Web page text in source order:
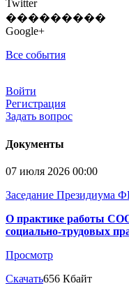
Twitter
���������
Google+
Все события
Войти
Регистрация
Задать вопрос
Документы
07 июля 2026 00:00
Заседание Президиума
О практике работы
социально-трудовых
Просмотр
Скачать656 Кбайт